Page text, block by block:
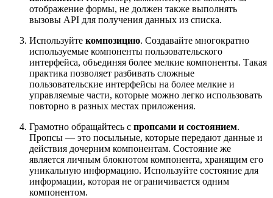
отображение формы, не должен также выполнять
вызовы API для получения данных из списка.
Используйте композицию. Создавайте многократно
используемые компоненты пользовательского
интерфейса, объединяя более мелкие компоненты. Такая
практика позволяет разбивать сложные
пользовательские интерфейсы на более мелкие и
управляемые части, которые можно легко использовать
повторно в разных местах приложения.
Грамотно обращайтесь с пропсами и состоянием.
Пропсы — это посыльные, которые передают данные и
действия дочерним компонентам. Состояние же
является личным блокнотом компонента, хранящим его
уникальную информацию. Используйте состояние для
информации, которая не ограничивается одним
компонентом.